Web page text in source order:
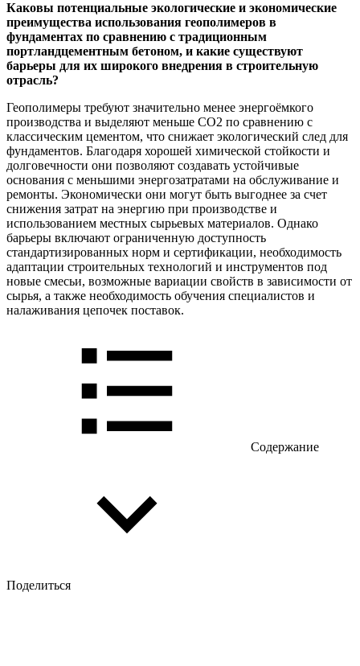
Каковы потенциальные экологические и экономические
преимущества использования геополимеров в
фундаментах по сравнению с традиционным
портландцементным бетоном, и какие существуют
барьеры для их широкого внедрения в строительную
отрасль?
Геополимеры требуют значительно менее энергоёмкого
производства и выделяют меньше CO2 по сравнению с
классическим цементом, что снижает экологический след для
фундаментов. Благодаря хорошей химической стойкости и
долговечности они позволяют создавать устойчивые
основания с меньшими энергозатратами на обслуживание и
ремонты. Экономически они могут быть выгоднее за счет
снижения затрат на энергию при производстве и
использованием местных сырьевых материалов. Однако
барьеры включают ограниченную доступность
стандартизированных норм и сертификации, необходимость
адаптации строительных технологий и инструментов под
новые смесьи, возможные вариации свойств в зависимости от
сырья, а также необходимость обучения специалистов и
налаживания цепочек поставок.
Содержание
Поделиться